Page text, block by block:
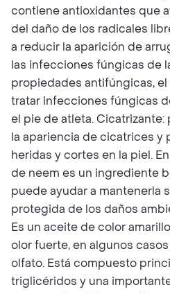
contiene antioxidantes que
del daño de los radicales
a reducir la aparición de
las infecciones fúngicas de
propiedades antifúngicas,
tratar infecciones fúngicas
el pie de atleta.
la apariencia de cicatrices y
heridas y cortes en la piel.
de neem es un ingrediente
puede ayudar a mantenerla
protegida de los daños
Es un aceite de color
olor fuerte, en algunos
olfato. Está compuesto
triglicéridos y una